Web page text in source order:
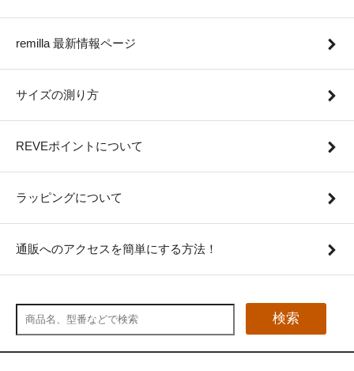
remilla 最新情報ページ
サイズの測り方
REVEポイントについて
ラッピングについて
通販へのアクセスを簡単にする方法！
検索